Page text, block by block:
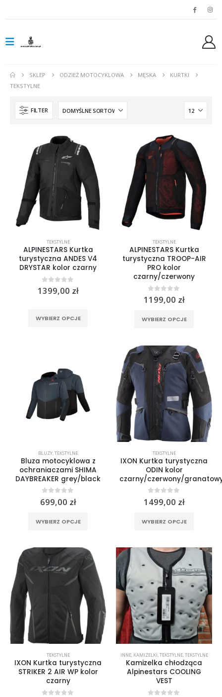
SKLEP ODZIEŻ MOTOCYKLOWA MĘSKA
KURTKI
TEKSTYLNE
FILTER
TEKSTYLNE
ALPINESTARS Kurtka
turystyczna ANDES V4
DRYSTAR kolor czarny
0 out of 5
1399,00 zł
WYBIERZ OPCJE
na
stronie
TEKSTYLNE
ALPINESTARS Kurtka
turystyczna TROOP-AIR
PRO kolor
czarny/czerwony
0 out of 5
1199,00 zł
WYBIERZ OPCJE
wiele
Opcje
można
wybrać
na
stronie
produktu
BLUZY TEKSTYLNE
Bluza motocyklowa z
ochraniaczami SHIMA
DAYBREAKER grey/black
0out of 5
699,00 zł
WYBIERZ OPCJE
wiele
wariantów.
Opcje
można
wybrać
na
stronie
produktu
TEKSTYLNE
IXON Kurtka turystyczna
ODIN kolor
czarny/czerwony/
0out of 5
1499,00 zł
WYBIERZ OPCJE
wiele
Opcje
można
wybrać
na
stronie
produktu
TEKSTYLNE
IXON Kurtka turystyczna
STRIKER 2 AIR WP kolor
czarny
INNE, KAMIZELKI,TEKSTYLNE,TEKSTYLNE
Kamizelka chłodząca
Alpinestars COOLING
VEST
0 out of 5
299,00zł